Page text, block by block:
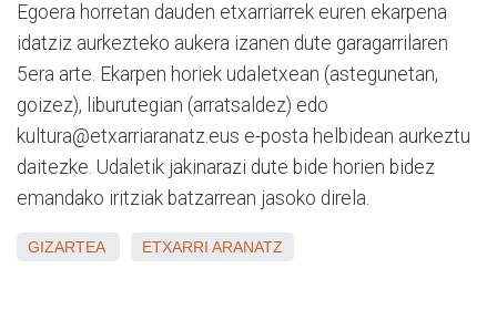
Egoera horretan dauden etxarriarrek euren ekarpena
idatziz aurkezteko aukera izanen dute garagarrilaren
5era arte. Ekarpen horiek udaletxean (astegunetan,
goizez), liburutegian (arratsaldez) edo
kultura@etxarriaranatz.eus e-posta helbidean aurkeztu
daitezke. Udaletik jakinarazi dute bide horien bidez
emandako iritziak batzarrean jasoko direla.
GIZARTEA ETXARRI ARANATZ